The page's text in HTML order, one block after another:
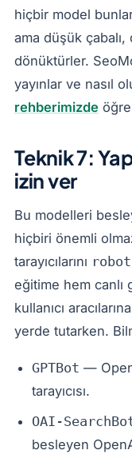
hiçbir model
ama düşük
dönüktürler.
yayınlar ve nasıl
rehberimizde
Teknik 7:
izin ver
Bu modelleri
hiçbiri önemli
tarayıcılarını
eğitime hem canlı
kullanıcı
yerde tutarken.
GPTBot —
tarayıcısı.
OAI-
besleyen